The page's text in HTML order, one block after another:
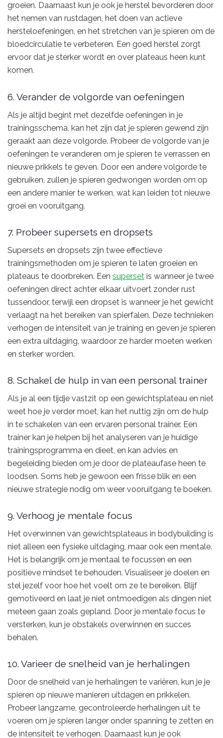
groeien. Daarnaast kun je ook je herstel bevorderen door
het nemen van rustdagen, het doen van actieve
hersteloefeningen, en het stretchen van je spieren om de
bloedcirculatie te verbeteren. Een goed herstel zorgt
ervoor dat je sterker wordt en over plateaus heen kunt
komen.
6. Verander de volgorde van oefeningen
Als je altijd begint met dezelfde oefeningen in je
trainingsschema, kan het zijn dat je spieren gewend zijn
geraakt aan deze volgorde. Probeer de volgorde van je
oefeningen te veranderen om je spieren te verrassen en
nieuwe prikkels te geven. Door een andere volgorde te
gebruiken, zullen je spieren gedwongen worden om op
een andere manier te werken, wat kan leiden tot nieuwe
groei en vooruitgang.
7. Probeer supersets en dropsets
Supersets en dropsets zijn twee effectieve
trainingsmethoden om je spieren te laten groeien en
plateaus te doorbreken. Een superset is wanneer je twee
oefeningen direct achter elkaar uitvoert zonder rust
tussendoor, terwijl een dropset is wanneer je het gewicht
verlaagt na het bereiken van spierfalen. Deze technieken
verhogen de intensiteit van je training en geven je spieren
een extra uitdaging, waardoor ze harder moeten werken
en sterker worden.
8. Schakel de hulp in van een personal trainer
Als je al een tijdje vastzit op een gewichtsplateau en niet
weet hoe je verder moet, kan het nuttig zijn om de hulp
in te schakelen van een ervaren personal trainer. Een
trainer kan je helpen bij het analyseren van je huidige
trainingsprogramma en dieet, en kan advies en
begeleiding bieden om je door de plateaufase heen te
loodsen. Soms heb je gewoon een frisse blik en een
nieuwe strategie nodig om weer vooruitgang te boeken.
9. Verhoog je mentale focus
Het overwinnen van gewichtsplateaus in bodybuilding is
niet alleen een fysieke uitdaging, maar ook een mentale.
Het is belangrijk om je mentaal te focussen en een
positieve mindset te behouden. Visualiseer je doelen en
stel jezelf voor hoe het voelt om ze te bereiken. Blijf
gemotiveerd en laat je niet ontmoedigen als dingen niet
meteen gaan zoals gepland. Door je mentale focus te
versterken, kun je obstakels overwinnen en succes
behalen.
10. Varieer de snelheid van je herhalingen
Door de snelheid van je herhalingen te variëren, kun je je
spieren op nieuwe manieren uitdagen en prikkelen.
Probeer langzame, gecontroleerde herhalingen uit te
voeren om je spieren langer onder spanning te zetten en
de intensiteit te verhogen. Daarnaast kun je ook